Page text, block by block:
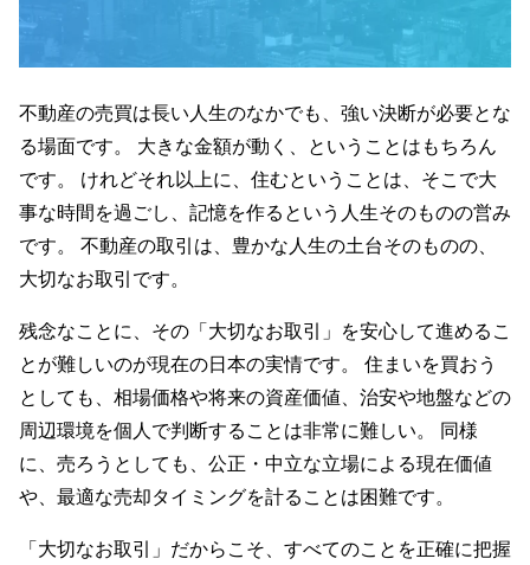
不動産の売買は長い人生のなかでも、強い決断が必要とな
る場面です。 大きな金額が動く、ということはもちろん
です。 けれどそれ以上に、住むということは、そこで大
事な時間を過ごし、記憶を作るという人生そのものの営み
です。 不動産の取引は、豊かな人生の土台そのものの、
大切なお取引です。
残念なことに、その「大切なお取引」を安心して進めるこ
とが難しいのが現在の日本の実情です。 住まいを買おう
としても、相場価格や将来の資産価値、治安や地盤などの
周辺環境を個人で判断することは非常に難しい。 同様
に、売ろうとしても、公正・中立な立場による現在価値
や、最適な売却タイミングを計ることは困難です。
「大切なお取引」だからこそ、すべてのことを正確に把握